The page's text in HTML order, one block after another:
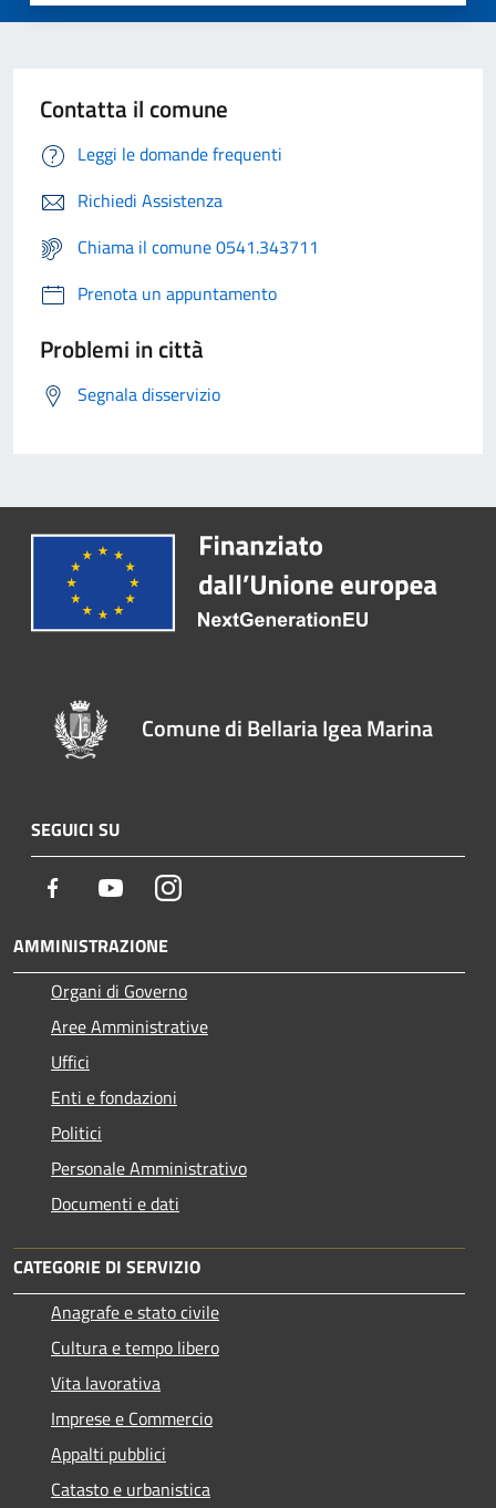
Contatta il comune
Leggi le domande frequenti
Richiedi Assistenza
Chiama il comune 0541.343711
Prenota un appuntamento
Problemi in città
Segnala disservizio
Comune di Bellaria Igea Marina
SEGUICI SU
Facebook YoutubeInstagram
AMMINISTRAZIONE
Organi di Governo
Aree Amministrative
Uffici
Enti e fondazioni
Politici
Personale Amministrativo
Documenti e dati
CATEGORIE DI SERVIZIO
Anagrafe e stato civile
Cultura e tempo libero
Vita lavorativa
Imprese e Commercio
Appalti pubblici
Catasto e urbanistica